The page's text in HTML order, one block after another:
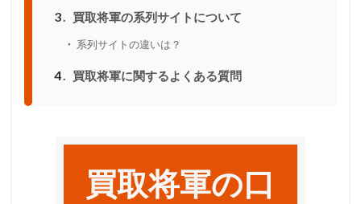
3 買取将軍の系列サイトについて
系列サイトの違いは？
4 買取将軍に関するよくある質問
買取将軍の口